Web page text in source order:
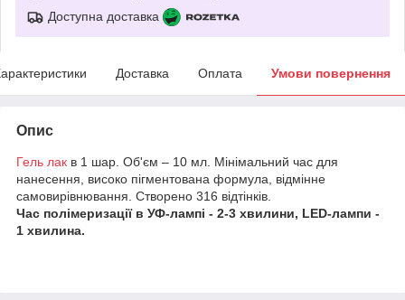
Доступна доставка
Доставка Оплата Умови повернення
Опис
Гель лак в 1 шар. Об'єм – 10 мл. Мінімальний час для
нанесення, високо пігментована формула, відмінне
самовирівнювання. Створено 316 відтінків.
Час полімеризації в УФ-лампі - 2-3 хвилини, LED-лампи -
1 хвилина.